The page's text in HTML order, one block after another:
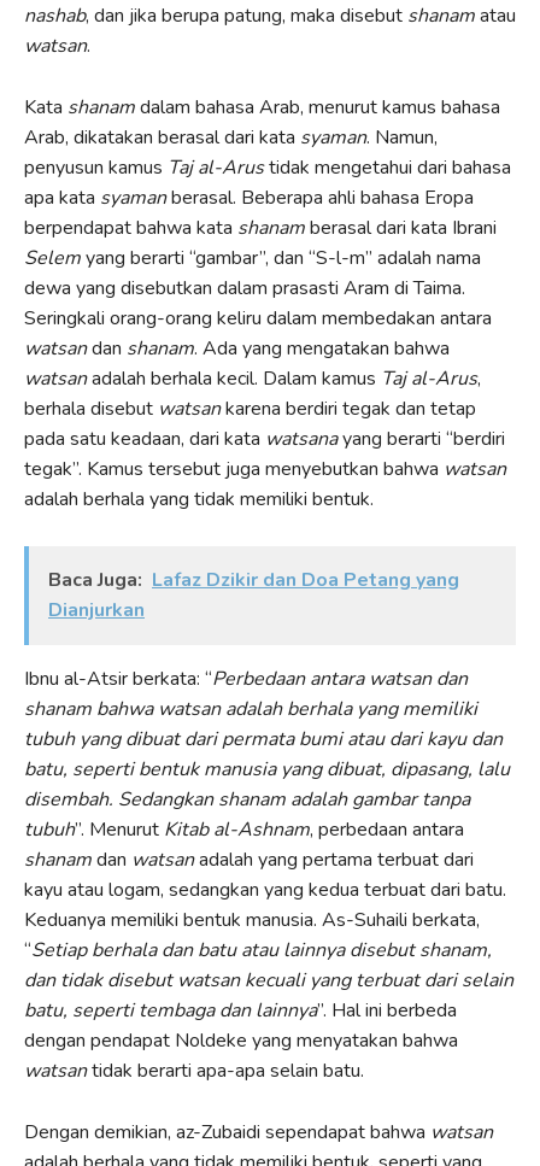
nashab, dan jika berupa patung, maka disebut shanamatau
watsan.
Kata shanamdalam bahasa Arab, menurut kamus bahasa
Arab, dikatakan berasal dari kata syaman. Namun,
penyusun kamus Taj al-Arustidak mengetahui dari bahasa
apa kata syamanberasal. Beberapa ahli bahasa Eropa
berpendapat bahwa kata shanamberasal dari kata Ibrani
Selemyang berarti “gambar”, dan “S-l-m” adalah nama
dewa yang disebutkan dalam prasasti Aram di Taima.
Seringkali orang-orang keliru dalam membedakan antara
watsandan shanam. Ada yang mengatakan bahwa
watsanadalah berhala kecil. Dalam kamus Taj al-Arus,
berhala disebut watsankarena berdiri tegak dan tetap
pada satu keadaan, dari kata watsanayang berarti “berdiri
tegak”. Kamus tersebut juga menyebutkan bahwa watsan
adalah berhala yang tidak memiliki bentuk.
Baca Juga: Lafaz Dzikir dan Doa Petang yang
Dianjurkan
Ibnu al-Atsir berkata: “Perbedaan antara watsan dan
shanam bahwa watsan adalah berhala yang memiliki
tubuh yang dibuat dari permata bumi atau dari kayu dan
batu, seperti bentuk manusia yang dibuat, dipasang, lalu
disembah. Sedangkan shanam adalah gambar tanpa
tubuh”. Menurut Kitab al-Ashnam, perbedaan antara
shanamdan watsanadalah yang pertama terbuat dari
kayu atau logam, sedangkan yang kedua terbuat dari batu.
Keduanya memiliki bentuk manusia. As-Suhaili berkata,
“Setiap berhala dan batu atau lainnya disebut shanam,
dan tidak disebut watsan kecuali yang terbuat dari selain
batu, seperti tembaga dan lainnya”. Hal ini berbeda
dengan pendapat Noldeke yang menyatakan bahwa
watsantidak berarti apa-apa selain batu.
Dengan demikian, az-Zubaidi sependapat bahwa watsan